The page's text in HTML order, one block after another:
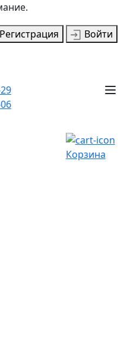
Регистрация Войти
Корзина